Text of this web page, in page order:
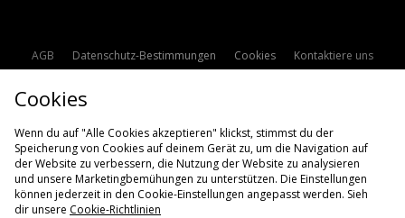
AGB Datenschutz-Bestimmungen Cookies
Kontaktiere uns
Cookies
Wenn du auf "Alle Cookies akzeptieren" klickst, stimmst du der
Speicherung von Cookies auf deinem Gerät zu, um die Navigation auf
der Website zu verbessern, die Nutzung der Website zu analysieren
und unsere Marketingbemühungen zu unterstützen. Die Einstellungen
können jederzeit in den Cookie-Einstellungen angepasst werden. Sieh
dir unsere Cookie-Richtlinien